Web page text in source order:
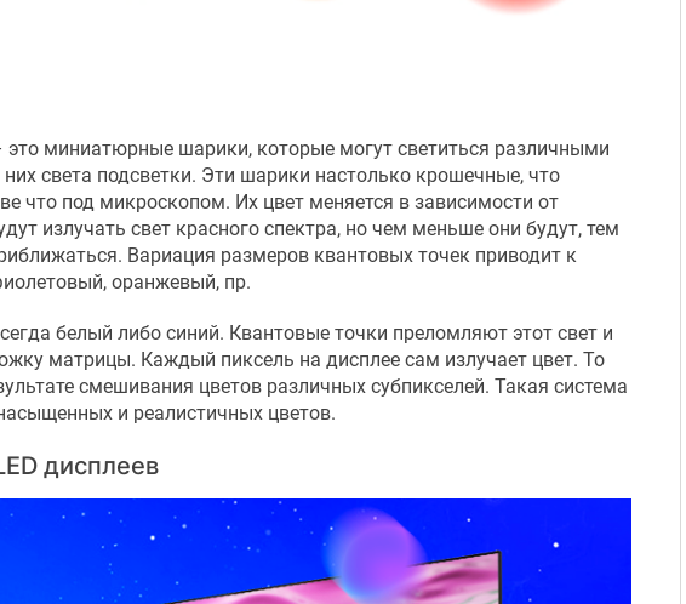
это миниатюрные шарики, которые могут светиться различными
света подсветки. Эти шарики настолько крошечные, что
что под микроскопом. Их цвет меняется в зависимости от
излучать свет красного спектра, но чем меньше они будут, тем
Вариация размеров квантовых точек приводит к
оранжевый, пр.
белый либо синий. Квантовые точки преломляют этот свет и
матрицы. Каждый пиксель на дисплее сам излучает цвет. То
смешивания цветов различных субпикселей. Такая система
и реалистичных цветов.
дисплеев